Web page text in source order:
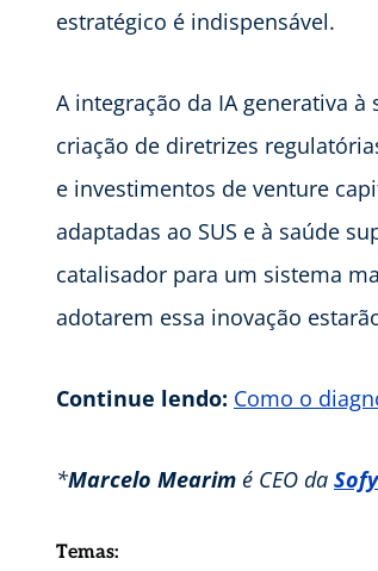
estratégico é indispensável.
A integração da IA generativa
criação de diretrizes
e investimentos de venture
adaptadas ao SUS e à saúde
catalisador para um sistema
adotarem essa inovação
Continue lendo: Como o
*Marcelo Mearim é CEO da
Temas: